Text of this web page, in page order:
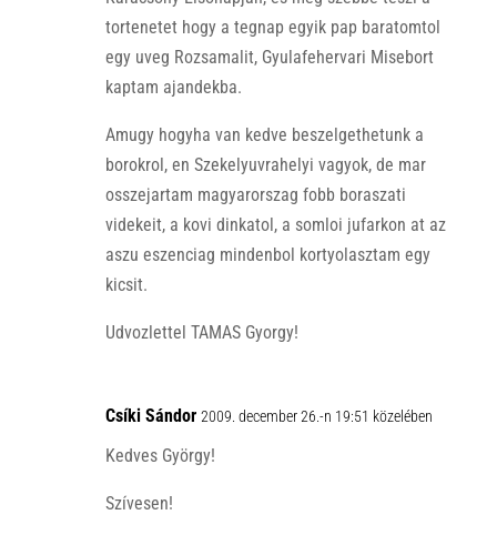
tortenetet hogy a tegnap egyik pap baratomtol
egy uveg Rozsamalit, Gyulafehervari Misebort
kaptam ajandekba.
Amugy hogyha van kedve beszelgethetunk a
borokrol, en Szekelyuvrahelyi vagyok, de mar
osszejartam magyarorszag fobb boraszati
videkeit, a kovi dinkatol, a somloi jufarkon at az
aszu eszenciag mindenbol kortyolasztam egy
kicsit.
Udvozlettel TAMAS Gyorgy!
Csíki Sándor 2009. december 26.-n 19:51 közelében
Kedves György!
Szívesen!